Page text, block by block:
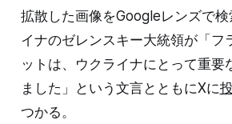
拡散した画像をGoogleレンズで
イナのゼレンスキー大統領が「フ
ットは、ウクライナにとって重要
ました」という文言とともにXに
つかる。